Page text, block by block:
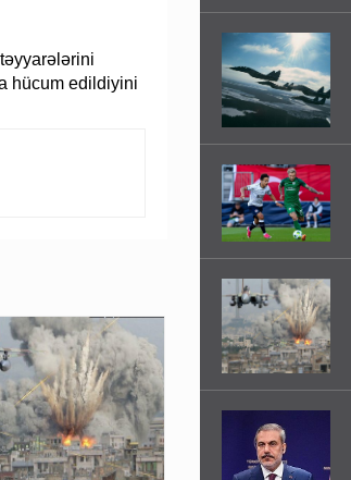
hücum edildiyini